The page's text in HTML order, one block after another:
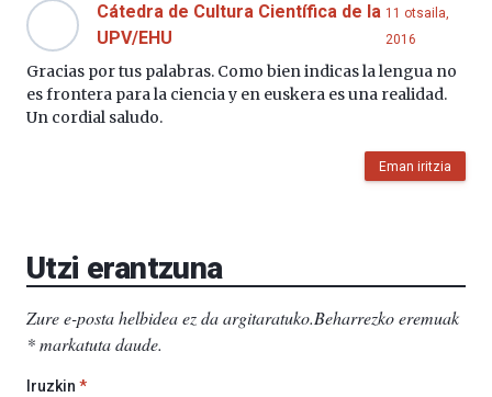
Cátedra de Cultura Científica de la
UPV/EHU
11 otsaila,
2016
Gracias por tus palabras. Como bien indicas la lengua no
es frontera para la ciencia y en euskera es una realidad.
Un cordial saludo.
Eman iritzia
Utzi erantzuna
Zure e-posta helbidea ez da argitaratuko.Beharrezko eremuak
*markatuta daude.
Iruzkin *